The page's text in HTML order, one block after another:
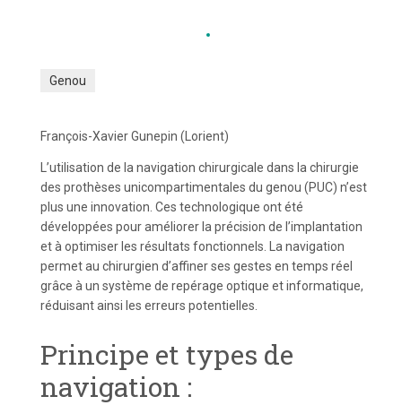
Genou
François-Xavier Gunepin (Lorient)
L’utilisation de la navigation chirurgicale dans la chirurgie
des prothèses unicompartimentales du genou (PUC) n’est
plus une innovation. Ces technologique ont été
développées pour améliorer la précision de l’implantation
et à optimiser les résultats fonctionnels. La navigation
permet au chirurgien d’affiner ses gestes en temps réel
grâce à un système de repérage optique et informatique,
réduisant ainsi les erreurs potentielles.
Principe et types de
navigation :